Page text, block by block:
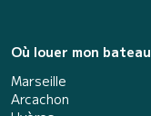
Où louer mon bateau
Marseille
Arcachon